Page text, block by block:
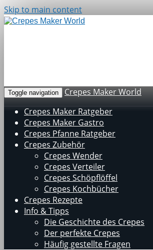
Skip to main content
Toggle navigation
Crepes Maker World
Crepes Maker Ratgeber
Crepes Maker Gastro
Crepes Pfanne Ratgeber
Crepes Zubehör
Crepes Wender
Crepes Verteiler
Crepes Schöpflöffel
Crepes Kochbücher
Crepes Rezepte
Info & Tipps
Die Geschichte des Crepes
Der perfekte Crepes
Häufig gestellte Fragen